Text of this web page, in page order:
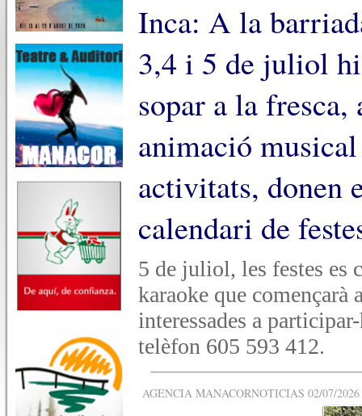
Inca: A la
3,4 i 5 de juliol
sopar a la
animació
activitats, donen
calendari de
5 de juliol, les festes es
karaoke que començarà
interessades a
telèfon 605 593 412.
AGENCIA MANACORNOTICIAS 02/07/